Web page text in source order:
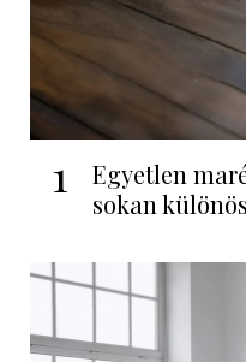
1
Egyetlen
sokan